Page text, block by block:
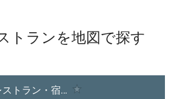
トランを地図で探す